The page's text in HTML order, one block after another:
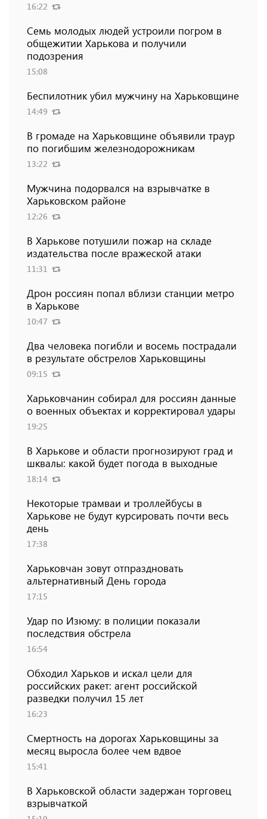
16:22
Семь молодых людей устроили погром в
общежитии Харькова и получили
подозрения
15:08
Беспилотник убил мужчину на Харьковщине
14:49
В громаде на Харьковщине объявили траур
по погибшим железнодорожникам
13:22
Мужчина подорвался на взрывчатке в
Харьковском районе
12:26
В Харькове потушили пожар на складе
издательства после вражеской атаки
11:31
Дрон россиян попал вблизи станции метро
в Харькове
10:47
Два человека погибли и восемь пострадали
в результате обстрелов Харьковщины
09:15
Харьковчанин собирал для россиян данные
о военных объектах и ​​корректировал удары
19:25
В Харькове и области прогнозируют град и
шквалы: какой будет погода в выходные
18:14
Некоторые трамваи и троллейбусы в
Харькове не будут курсировать почти весь
день
17:38
Харьковчан зовут отпраздновать
альтернативный День города
17:15
Удар по Изюму: в полиции показали
последствия обстрела
16:54
Обходил Харьков и искал цели для
российских ракет: агент российской
разведки получил 15 лет
16:23
Смертность на дорогах Харьковщины за
месяц выросла более чем вдвое
15:41
В Харьковской области задержан торговец
взрывчаткой